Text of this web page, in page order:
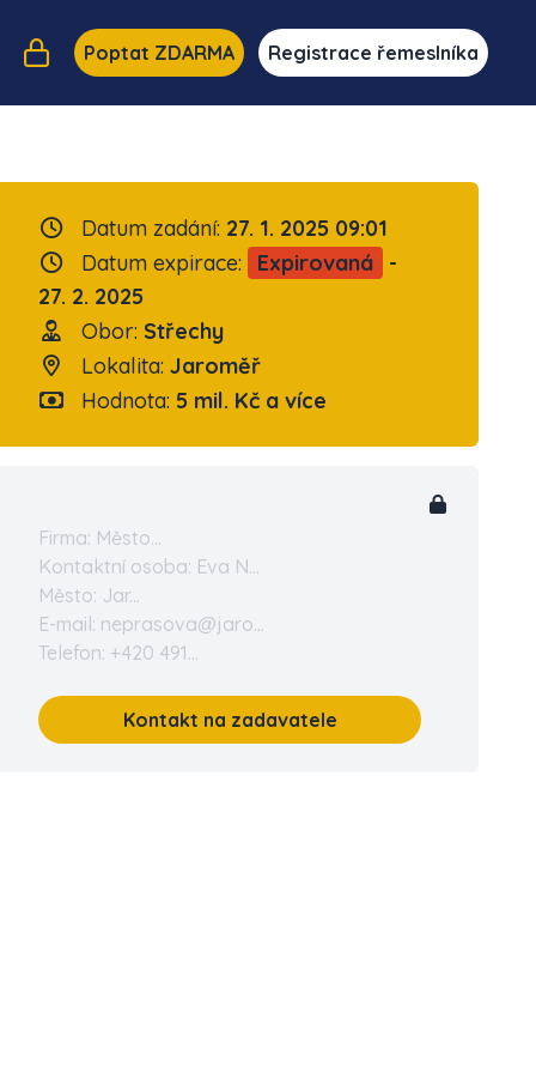
Poptat ZDARMA Registrace řemeslníka
Datum zadání: 27. 1. 2025 09:01
Datum expirace:
Expirovaná
-
27. 2. 2025
Obor: Střechy
Lokalita: Jaroměř
Hodnota: 5 mil. Kč a více
Firma: Město...
Kontaktní osoba: Eva N...
Město: Jar...
E-mail: neprasova@jaro...
Telefon: +420 491...
Kontakt na zadavatele